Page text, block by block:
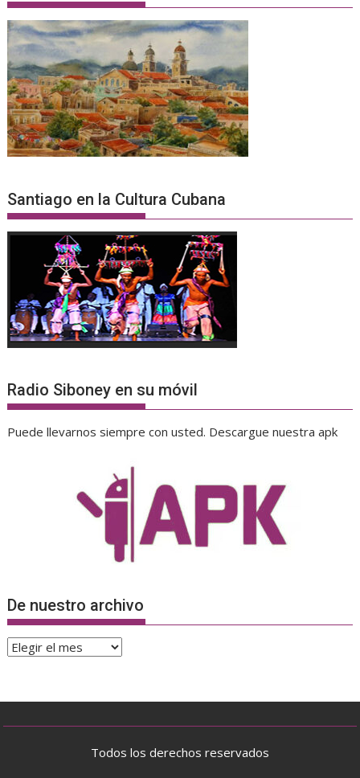
Santiago en la Cultura Cubana
Radio Siboney en su móvil
Puede llevarnos siempre con usted. Descargue nuestra apk
De nuestro archivo
De
Todos los derechos reservados